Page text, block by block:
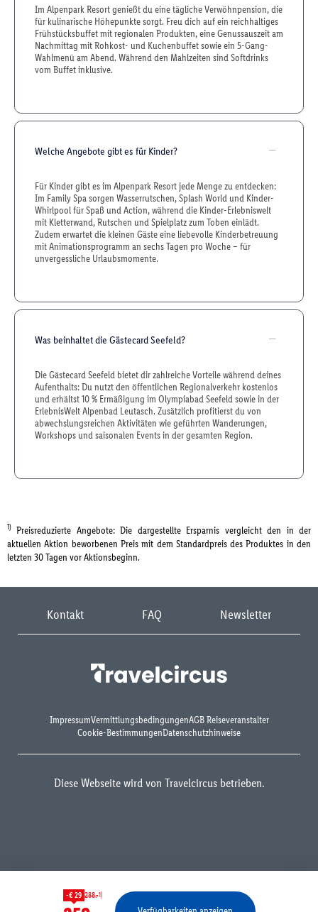
Im Alpenpark Resort genießt du eine tägliche Verwöhnpension, die
für kulinarische Höhepunkte sorgt. Freu dich auf ein reichhaltiges
Frühstücksbuffet mit regionalen Produkten, eine Genussauszeit am
Nachmittag mit Rohkost- und Kuchenbuffet sowie ein 5-Gang-
Wahlmenü am Abend. Während den Mahlzeiten sind Softdrinks
vom Buffet inklusive.
Welche Angebote gibt es für Kinder?
Für Kinder gibt es im Alpenpark Resort jede Menge zu entdecken:
Im Family Spa sorgen Wasserrutschen, Splash World und Kinder-
Whirlpool für Spaß und Action, während die Kinder-Erlebniswelt
mit Kletterwand, Rutschen und Spielplatz zum Toben einlädt.
Zudem erwartet die kleinen Gäste eine liebevolle Kinderbetreuung
mit Animationsprogramm an sechs Tagen pro Woche – für
unvergessliche Urlaubsmomente.
Was beinhaltet die Gästecard Seefeld?
Die Gästecard Seefeld bietet dir zahlreiche Vorteile während deines
Aufenthalts: Du nutzt den öffentlichen Regionalverkehr kostenlos
und erhältst 10 % Ermäßigung im Olympiabad Seefeld sowie in der
ErlebnisWelt Alpenbad Leutasch. Zusätzlich profitierst du von
abwechslungsreichen Aktivitäten wie geführten Wanderungen,
Workshops und saisonalen Events in der gesamten Region.
-€ 29 288.-1)
1) Preisreduzierte Angebote: Die dargestellte Ersparnis vergleicht den in der
aktuellen Aktion beworbenen Preis mit dem Standardpreis des Produktes in den
letzten 30 Tagen vor Aktionsbeginn.
Kontakt FAQ Newsletter
ImpressumVermittlungsbedingungenAGB Reiseveranstalter
Cookie-BestimmungenDatenschutzhinweise
Diese Webseite wird von Travelcircus betrieben.